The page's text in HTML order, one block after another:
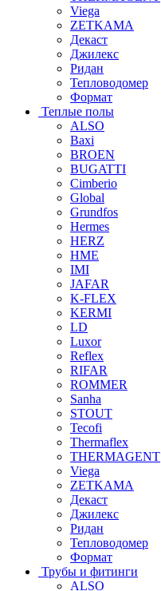
Viega
ZETKAMA
Декаст
Джилекс
Ридан
Тепловодомер
Формат
Теплые полы
ALSO
Baxi
BROEN
BUGATTI
Cimberio
Global
Grundfos
Hermes
HERZ
HME
IMI
JAFAR
K-FLEX
KERMI
LD
Luxor
Reflex
RIFAR
ROMMER
Sanha
STOUT
Tecofi
Thermaflex
THERMAGENT
Viega
ZETKAMA
Декаст
Джилекс
Ридан
Тепловодомер
Формат
Трубы и фитинги
ALSO